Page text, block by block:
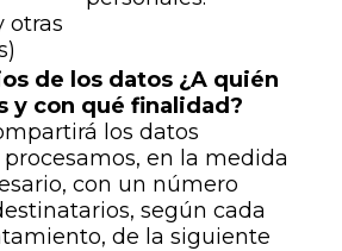
otras
de los datos ¿A quién
y con qué finalidad?
los datos
en la medida
con un número
según cada
de la siguiente